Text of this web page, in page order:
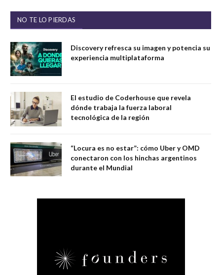
NO TE LO PIERDAS
Discovery refresca su imagen y potencia su
experiencia multiplataforma
El estudio de Coderhouse que revela
dónde trabaja la fuerza laboral
tecnológica de la región
“Locura es no estar”: cómo Uber y OMD
conectaron con los hinchas argentinos
durante el Mundial